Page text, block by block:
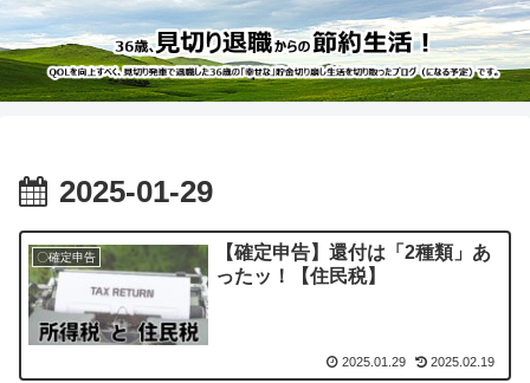
2025-01-29
〇確定申告
【確定申告】還付は「2種類」あ
ったッ！【住民税】
2025.01.29 2025.02.19